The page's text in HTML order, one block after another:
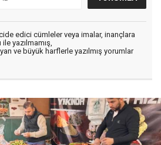
edici cümleler veya imalar, inançlara
ile yazılmamış,
ve büyük harflerle yazılmış yorumlar